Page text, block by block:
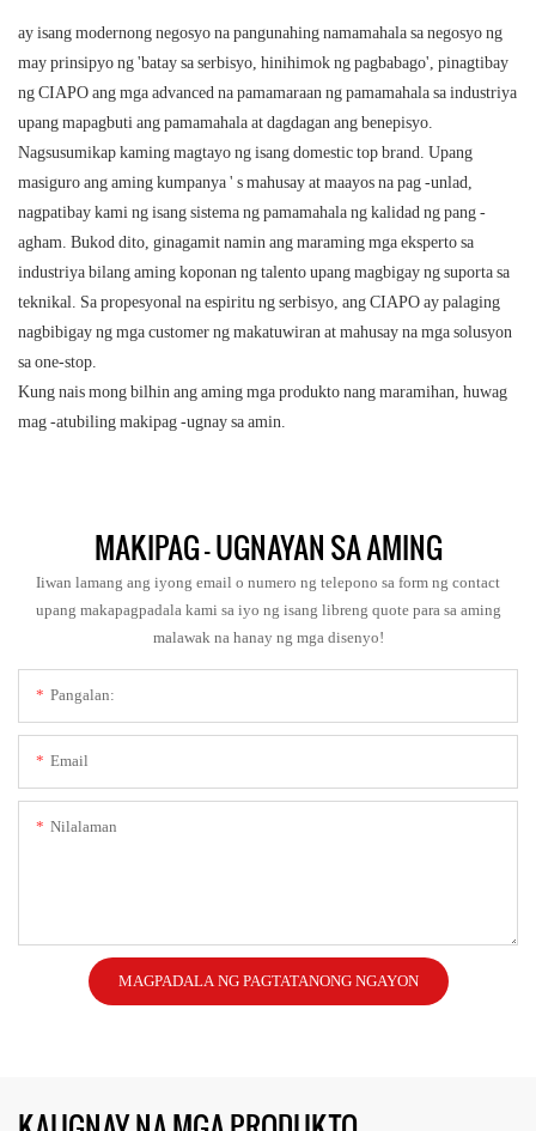
ay isang modernong negosyo na pangunahing namamahala sa negosyo ng
may prinsipyo ng 'batay sa serbisyo, hinihimok ng pagbabago', pinagtibay
ng CIAPO ang mga advanced na pamamaraan ng pamamahala sa industriya
upang mapagbuti ang pamamahala at dagdagan ang benepisyo.
Nagsusumikap kaming magtayo ng isang domestic top brand. Upang
masiguro ang aming kumpanya ' s mahusay at maayos na pag -unlad,
nagpatibay kami ng isang sistema ng pamamahala ng kalidad ng pang -
agham. Bukod dito, ginagamit namin ang maraming mga eksperto sa
industriya bilang aming koponan ng talento upang magbigay ng suporta sa
teknikal. Sa propesyonal na espiritu ng serbisyo, ang CIAPO ay palaging
nagbibigay ng mga customer ng makatuwiran at mahusay na mga solusyon
sa one-stop.
Kung nais mong bilhin ang aming mga produkto nang maramihan, huwag
mag -atubiling makipag -ugnay sa amin.
MAKIPAG - UGNAYAN SA AMING
Iiwan lamang ang iyong email o numero ng telepono sa form ng contact
upang makapagpadala kami sa iyo ng isang libreng quote para sa aming
malawak na hanay ng mga disenyo!
Pangalan:
Email
Nilalaman
MAGPADALA NG PAGTATANONG NGAYON